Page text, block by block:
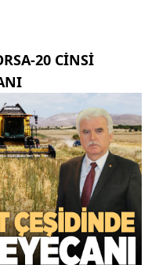
20 CINSI